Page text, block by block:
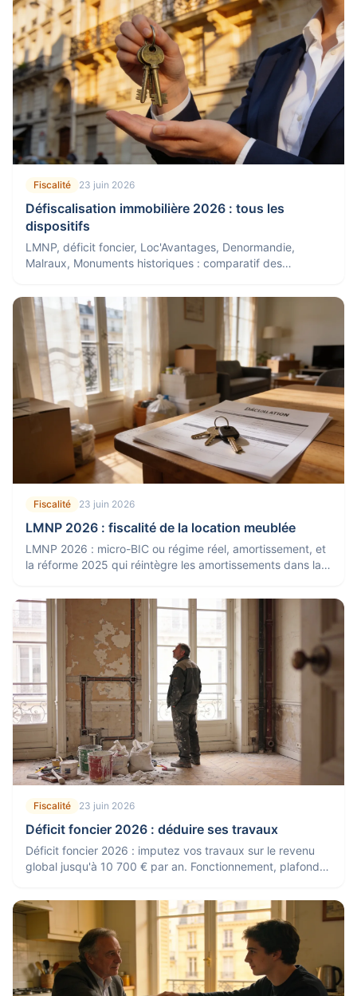
Fiscalité 23 juin 2026
Défiscalisation immobilière 2026 : tous les
dispositifs
LMNP, déficit foncier, Loc'Avantages, Denormandie,
Malraux, Monuments historiques : comparatif des
Fiscalité 23 juin 2026
LMNP 2026 : fiscalité de la location meublée
LMNP 2026 : micro-BIC ou régime réel, amortissement, et
la réforme 2025 qui réintègre les amortissements dans la
Fiscalité 23 juin 2026
Déficit foncier 2026 : déduire ses travaux
Déficit foncier 2026 : imputez vos travaux sur le revenu
global jusqu'à 10 700 € par an. Fonctionnement, plafond,